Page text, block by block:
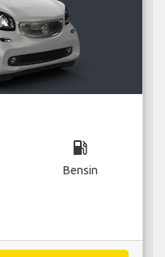
local_gas_station
Bensin